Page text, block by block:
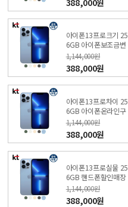
아이폰13프로크기 25
6GB 아이폰보조금변
경 (특가폰 신청) KT샵
직영점
1,144,000원
388,000원
아이폰13프로차이 25
6GB 아이폰온라인구
매 (특가폰 신청) KT직
영샵
1,144,000원
388,000원
아이폰13프로실물 25
6GB 핸드폰할인매장
(특가폰 신청) KT직영
점
1,144,000원
388,000원